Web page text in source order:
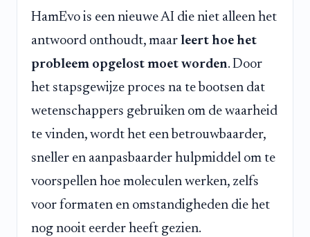
HamEvo is een nieuwe AI die niet alleen het
antwoord onthoudt, maar leert hoe het
probleem opgelost moet worden. Door
het stapsgewijze proces na te bootsen dat
wetenschappers gebruiken om de waarheid
te vinden, wordt het een betrouwbaarder,
sneller en aanpasbaarder hulpmiddel om te
voorspellen hoe moleculen werken, zelfs
voor formaten en omstandigheden die het
nog nooit eerder heeft gezien.